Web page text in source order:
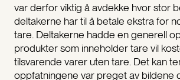
var derfor viktig å avdekke hvor stor
deltakerne har til å betale ekstra for
tare. Deltakerne hadde en generell
produkter som inneholder tare vil
tilsvarende varer uten tare. Det kan
oppfatningene var preget av bildene